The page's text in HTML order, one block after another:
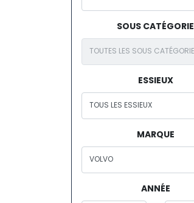
SOUS CATÉGORIE
ESSIEUX
MARQUE
ANNÉE